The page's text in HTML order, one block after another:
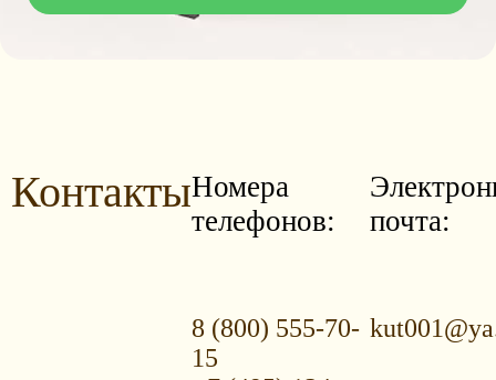
КонтактыНомера
телефонов:
8 (800) 555-70-
15
почта: